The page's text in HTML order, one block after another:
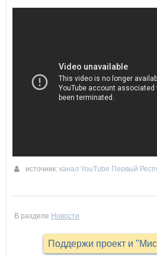
источник: канал YouTube Первый
В разделе Новости
Поддержи проект и